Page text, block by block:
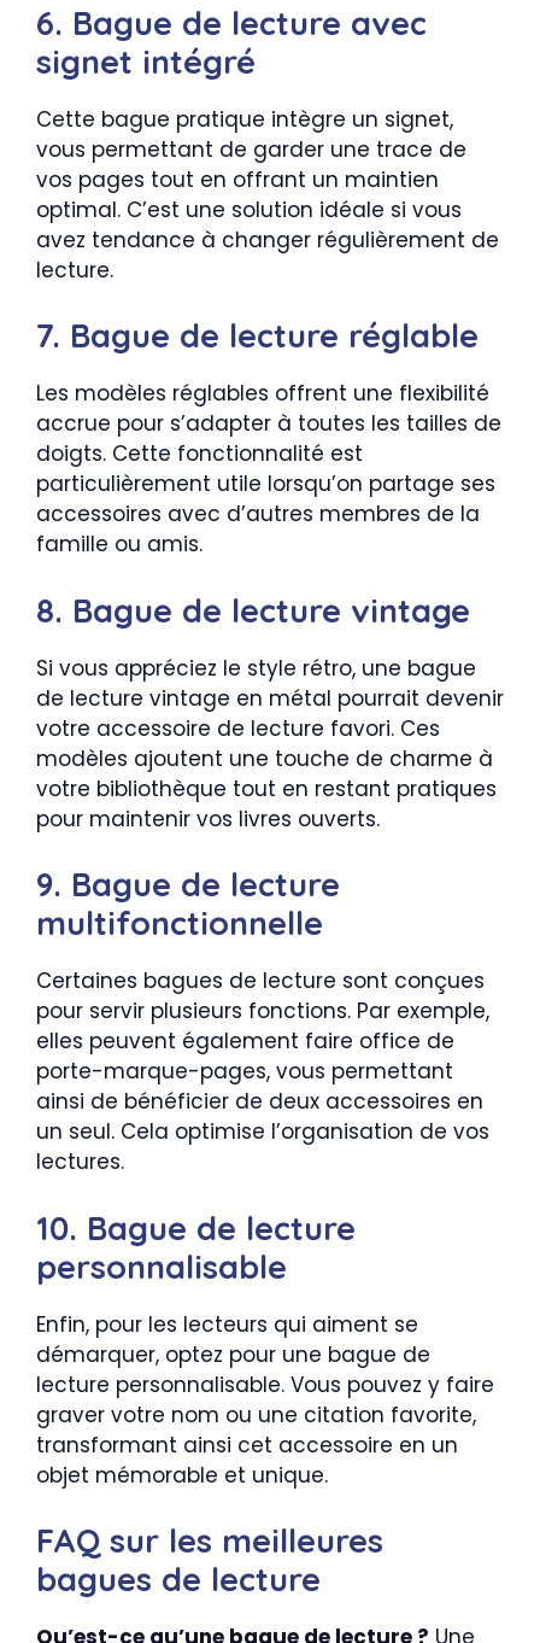
6. Bague de lecture avec
signet intégré
Cette bague pratique intègre un signet,
vous permettant de garder une trace de
vos pages tout en offrant un maintien
optimal. C’est une solution idéale si vous
avez tendance à changer régulièrement de
lecture.
7. Bague de lecture réglable
Les modèles réglables offrent une flexibilité
accrue pour s’adapter à toutes les tailles de
doigts. Cette fonctionnalité est
particulièrement utile lorsqu’on partage ses
accessoires avec d’autres membres de la
famille ou amis.
8. Bague de lecture vintage
Si vous appréciez le style rétro, une bague
de lecture vintage en métal pourrait devenir
votre accessoire de lecture favori. Ces
modèles ajoutent une touche de charme à
votre bibliothèque tout en restant pratiques
pour maintenir vos livres ouverts.
9. Bague de lecture
multifonctionnelle
Certaines bagues de lecture sont conçues
pour servir plusieurs fonctions. Par exemple,
elles peuvent également faire office de
porte-marque-pages, vous permettant
ainsi de bénéficier de deux accessoires en
un seul. Cela optimise l’organisation de vos
lectures.
10. Bague de lecture
personnalisable
Enfin, pour les lecteurs qui aiment se
démarquer, optez pour une bague de
lecture personnalisable. Vous pouvez y faire
graver votre nom ou une citation favorite,
transformant ainsi cet accessoire en un
objet mémorable et unique.
FAQ sur les meilleures
bagues de lecture
Qu’est-ce qu’une bague de lecture ? Une